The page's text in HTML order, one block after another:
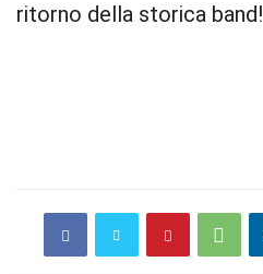
ritorno della storica band!